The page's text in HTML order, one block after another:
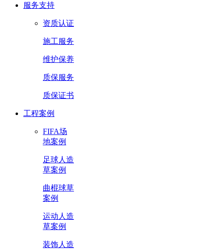
服务支持
资质认证
施工服务
维护保养
质保服务
质保证书
工程案例
FIFA场
地案例
足球人造
草案例
曲棍球草
案例
运动人造
草案例
装饰人造